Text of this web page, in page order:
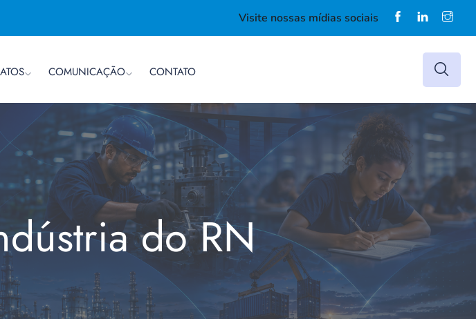
Visite nossas mídias sociais
COMUNICAÇÃO CONTATO
do RN